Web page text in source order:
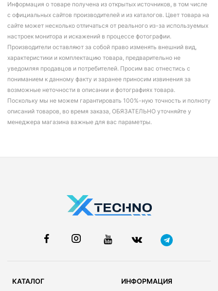
Информация о товаре получена из открытых источников, в том числе
с официальных сайтов производителей и из каталогов. Цвет товара на
сайте может несколько отличаться от реального из-за используемых
настроек монитора и искажений в процессе фотографии.
Производители оставляют за собой право изменять внешний вид,
характеристики и комплектацию товара, предварительно не
уведомляя продавцов и потребителей. Просим вас отнестись с
пониманием к данному факту и заранее приносим извинения за
возможные неточности в описании и фотографиях товара.
Поскольку мы не можем гарантировать 100%-ную точность и полноту
описаний товаров, во время заказа, ОБЯЗАТЕЛЬНО уточняйте у
менеджера магазина важные для вас параметры.
КАТАЛОГ ИНФОРМАЦИЯ